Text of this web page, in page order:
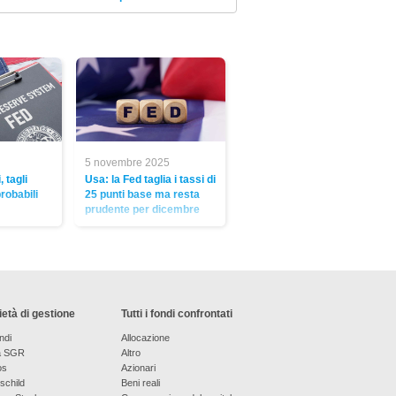
tagli
5 novembre 2025
Usa: la Fed taglia i tassi di
25 punti base ma resta
prudente per dicembre
di gestione
SGR
Tutti i fondi confrontati
Allocazione
Altro
Azionari
Beni reali